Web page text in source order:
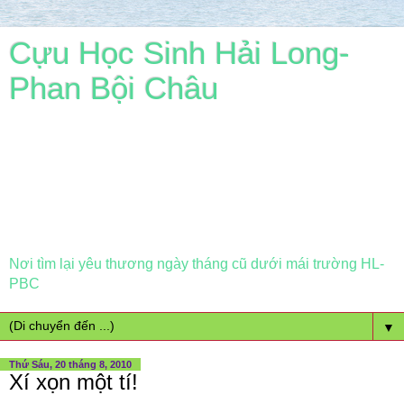
Cựu Học Sinh Hải Long-
Phan Bội Châu
Nơi tìm lại yêu thương ngày tháng cũ dưới mái trường HL-
PBC
▼
Thứ Sáu, 20 tháng 8, 2010
Xí xọn một tí!